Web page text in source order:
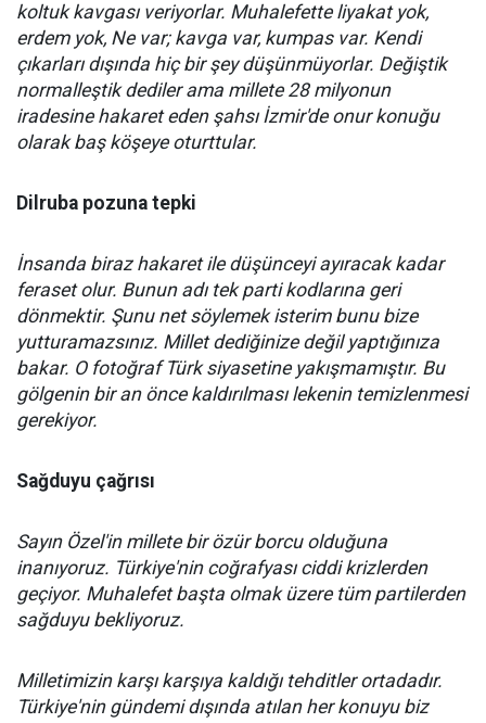
koltuk kavgası veriyorlar. Muhalefette liyakat yok,
erdem yok, Ne var; kavga var, kumpas var. Kendi
çıkarları dışında hiç bir şey düşünmüyorlar. Değiştik
normalleştik dediler ama millete 28 milyonun
iradesine hakaret eden şahsı İzmir'de onur konuğu
olarak baş köşeye oturttular.
Dilruba pozuna tepki
İnsanda biraz hakaret ile düşünceyi ayıracak kadar
feraset olur. Bunun adı tek parti kodlarına geri
dönmektir. Şunu net söylemek isterim bunu bize
yutturamazsınız. Millet dediğinize değil yaptığınıza
bakar. O fotoğraf Türk siyasetine yakışmamıştır. Bu
gölgenin bir an önce kaldırılması lekenin temizlenmesi
gerekiyor.
Sağduyu çağrısı
Sayın Özel'in millete bir özür borcu olduğuna
inanıyoruz. Türkiye'nin coğrafyası ciddi krizlerden
geçiyor. Muhalefet başta olmak üzere tüm partilerden
sağduyu bekliyoruz.
Milletimizin karşı karşıya kaldığı tehditler ortadadır.
Türkiye'nin gündemi dışında atılan her konuyu biz